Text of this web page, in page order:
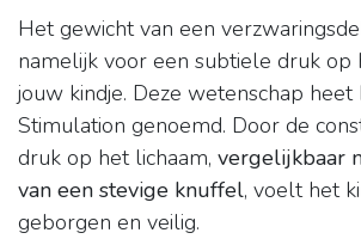
Het gewicht van een
namelijk voor een subtiele druk op
jouw kindje. Deze wetenschap
Stimulation genoemd. Door de
druk op het lichaam, vergelijkbaar
van een stevige knuffel, voelt het
geborgen en veilig.